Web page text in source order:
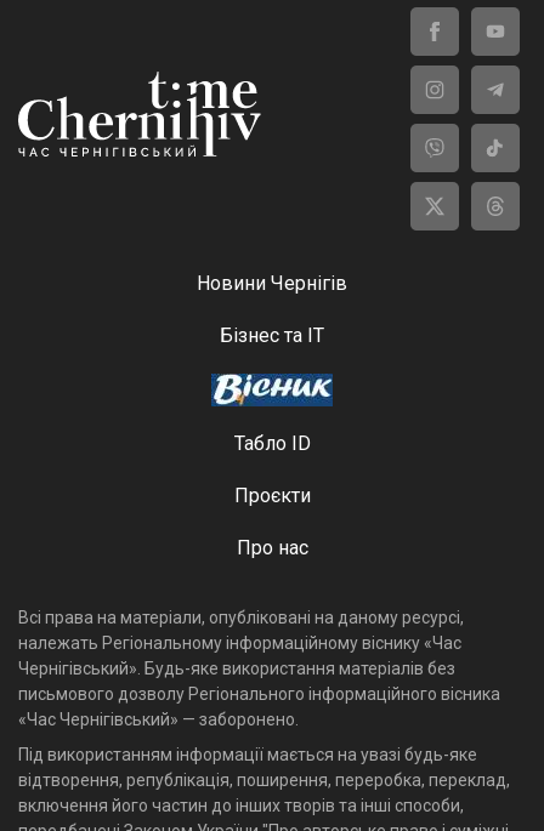
Новини Чернігів
Бізнес та ІТ
Табло ID
Проєкти
Про нас
Всі права на матеріали, опубліковані на даному ресурсі,
належать Регіональному інформаційному віснику «Час
Чернігівський». Будь-яке використання матеріалів без
письмового дозволу Регіонального інформаційного вісника
«Час Чернігівський» — заборонено.
Під використанням інформації мається на увазі будь-яке
відтворення, републікація, поширення, переробка, переклад,
включення його частин до інших творів та інші способи,